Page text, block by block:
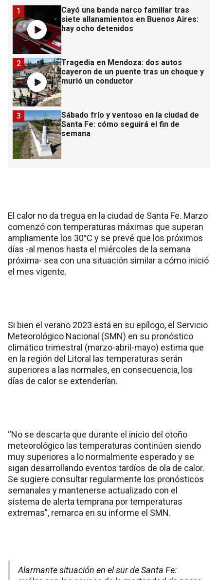
Cayó una banda narco familiar tras
siete allanamientos en Buenos Aires:
hay ocho detenidos
1
Tragedia en Mendoza: dos autos
cayeron de un puente tras un choque y
murió un conductor
2
Sábado frío y ventoso en la ciudad de
Santa Fe: cómo seguirá el fin de
semana
3
El calor no da tregua en la ciudad de Santa Fe. Marzo
comenzó con temperaturas máximas que superan
ampliamente los 30°C y se prevé que los próximos
días -al menos hasta el miércoles de la semana
próxima- sea con una situación similar a cómo inició
el mes vigente.
Si bien el verano 2023 está en su epílogo, el Servicio
Meteorológico Nacional (SMN) en su pronóstico
climático trimestral (marzo-abril-mayo) estima que
en la región del Litoral las temperaturas serán
superiores a las normales, en consecuencia, los
días de calor se extenderían.
“No se descarta que durante el inicio del otoño
meteorológico las temperaturas continúen siendo
muy superiores a lo normalmente esperado y se
sigan desarrollando eventos tardíos de ola de calor.
Se sugiere consultar regularmente los pronósticos
semanales y mantenerse actualizado con el
sistema de alerta temprana por temperaturas
extremas”, remarca en su informe el SMN.
Alarmante situación en el sur de Santa Fe: